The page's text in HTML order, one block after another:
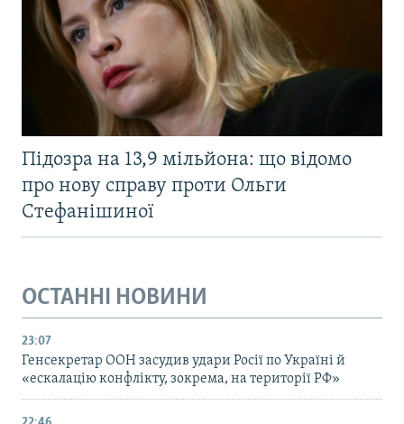
Підозра на 13,9 мільйона: що відомо
про нову справу проти Ольги
Стефанішиної
ОСТАННІ НОВИНИ
23:07
Генсекретар ООН засудив удари Росії по Україні й
«ескалацію конфлікту, зокрема, на території РФ»